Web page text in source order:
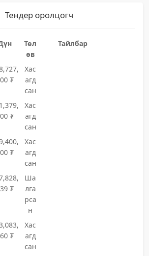
Тендер оролцогч
Төл
өв
Тайлбар
₮
Хас
агд
сан
₮
Хас
агд
сан
₮
Хас
агд
сан
₮
Ша
лга
рса
н
₮
Хас
агд
сан